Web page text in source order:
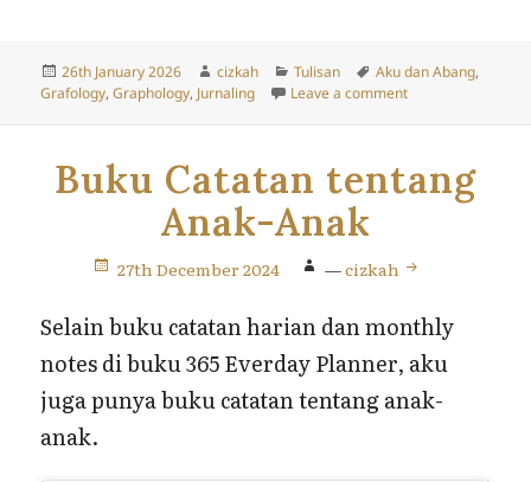
Posted
on
26th January 2026 Author
cizkah Categories
Tulisan Tags
Aku dan Abang,
Grafology,Graphology, Jurnaling Leave a commenton Hidung Mungil
Buku Catatan tentang
Anak-Anak
27th December 2024 —cizkah
Selain buku catatan harian dan monthly
notes di buku 365 Everday Planner, aku
juga punya buku catatan tentang anak-
anak.